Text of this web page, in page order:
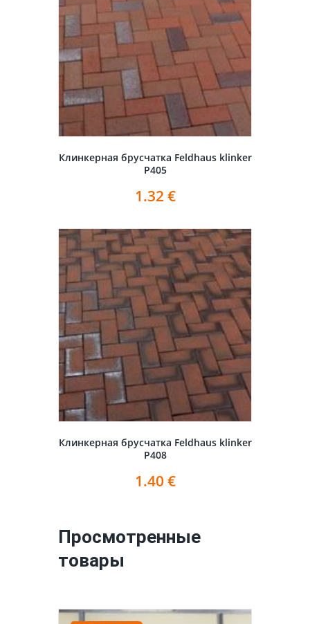
Клинкерная брусчатка Feldhaus klinker
P405
1.32 €
Клинкерная брусчатка Feldhaus klinker
P408
1.40 €
Просмотренные
товары